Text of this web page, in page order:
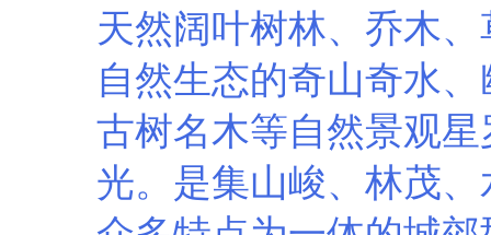
天然阔叶树林、乔木
自然生态的奇山奇水
古树名木等自然景观
光。是集山峻、林茂